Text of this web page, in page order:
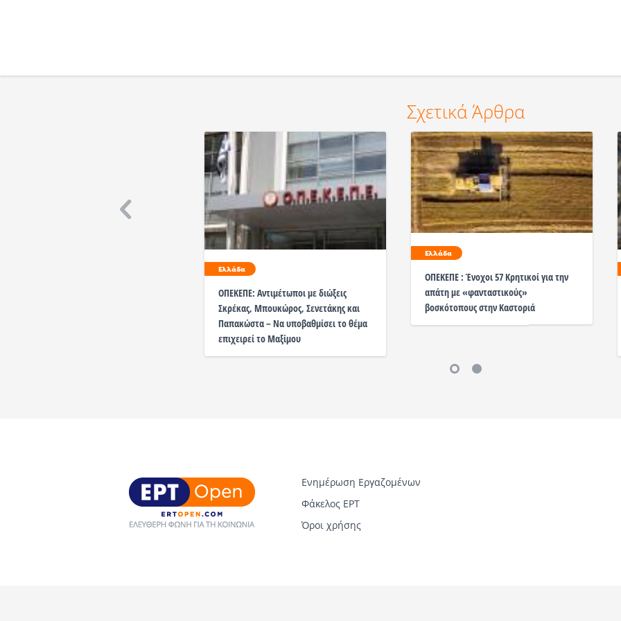
Σχετικά Άρθρα
Ελλάδα
ΟΠΕΚΕΠΕ: Αντιμέτωποι με διώξεις
Σκρέκας, Μπουκώρος, Σενετάκης και
Παπακώστα – Να υποβαθμίσει το θέμα
επιχειρεί το Μαξίμου
Ελλάδα
ΟΠΕΚΕΠΕ : Ένοχοι 57 Κρητικοί για την
απάτη με «φανταστικούς»
βοσκότοπους στην Καστοριά
Ενημέρωση Εργαζομένων
Φάκελος ΕΡΤ
Όροι χρήσης